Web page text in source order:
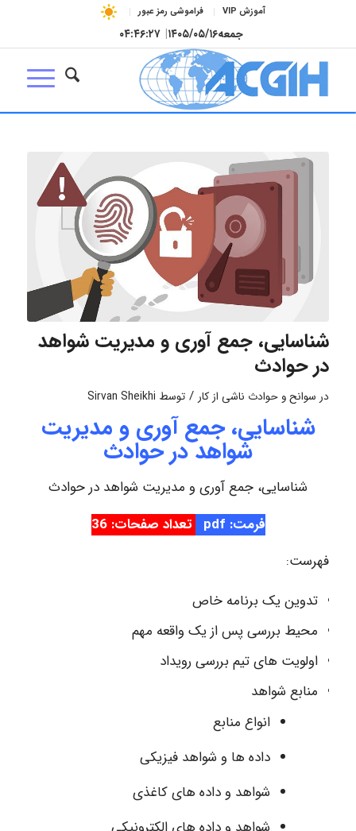
آموزش VIP فراموشی رمز عبور
جمعه۱۴۰۵/۰۵/۱۶| ۰۴:۴۶:۲۸
شناسایی، جمع آوری و مدیریت شواهد
در حوادث
در سوانح و حوادث ناشی از کار / توسط Sirvan Sheikhi
شناسایی، جمع آوری و مدیریت
شواهد در حوادث
شناسایی، جمع آوری و مدیریت شواهد در حوادث
فرمت: pdf
تعداد صفحات: 36
فهرست:
تدوین یک برنامه خاص
محیط بررسی پس از یک واقعه مهم
اولویت های تیم بررسی رویداد
منابع شواهد
انواع منابع
داده ها و شواهد فیزیکی
شواهد و داده های کاغذی